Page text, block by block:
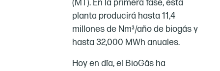
(MT). En la primera fase, esta
planta producirá hasta 11,4
millones de Nm³/año de biogás y
hasta 32,000 MWh anuales.
Hoy en día, el BioGás ha